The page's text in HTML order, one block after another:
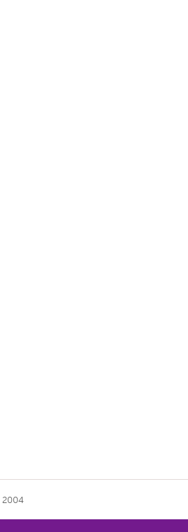
2004